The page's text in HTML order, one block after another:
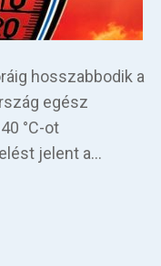
hosszabbodik a
egész
°C-ot
jelent a…